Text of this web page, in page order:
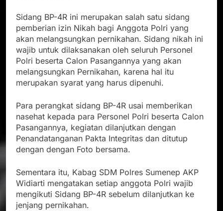
Sidang BP-4R ini merupakan salah satu sidang
pemberian izin Nikah bagi Anggota Polri yang
akan melangsungkan pernikahan. Sidang nikah ini
wajib untuk dilaksanakan oleh seluruh Personel
Polri beserta Calon Pasangannya yang akan
melangsungkan Pernikahan, karena hal itu
merupakan syarat yang harus dipenuhi.
Para perangkat sidang BP-4R usai memberikan
nasehat kepada para Personel Polri beserta Calon
Pasangannya, kegiatan dilanjutkan dengan
Penandatanganan Pakta Integritas dan ditutup
dengan dengan Foto bersama.
Sementara itu, Kabag SDM Polres Sumenep AKP
Widiarti mengatakan setiap anggota Polri wajib
mengikuti Sidang BP-4R sebelum dilanjutkan ke
jenjang pernikahan.